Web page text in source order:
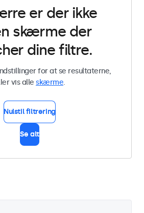
er der ikke
skærme der
dine filtre.
for at se resultaterne,
vis alle skærme.
Nulstil filtrering
Se alt